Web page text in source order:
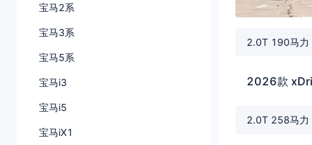
宝马2系
宝马3系
宝马5系
宝马i3
宝马i5
宝马iX1
2.0T 190马力
2026款
2.0T 258马力